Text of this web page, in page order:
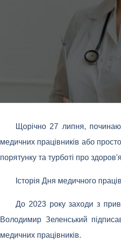
Щорічно 27 липня,
медичних працівників або
порятунку та турботі про
Історія Дня медичного
До 2023 року заходи з
Володимир Зеленський
медичних працівників.